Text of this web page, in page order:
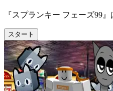
『スプランキー フェーズ99
スタート